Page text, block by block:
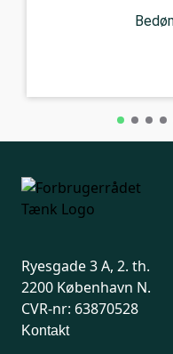
Ryesgade 3 A, 2. th.
2200 København N.
CVR-nr: 63870528
Kontakt